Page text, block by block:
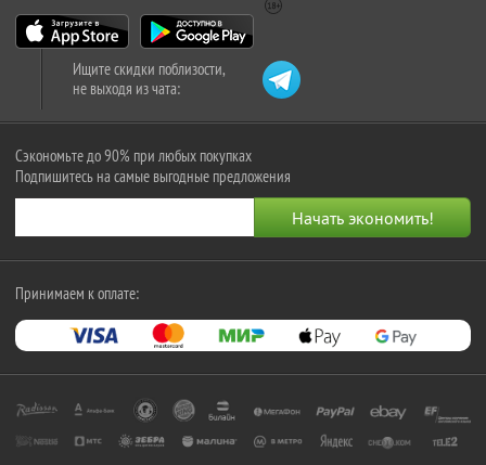
Ищите скидки поблизости,
не выходя из чата:
Сэкономьте до 90% при любых покупках
Подпишитесь на самые выгодные предложения
Принимаем к оплате: